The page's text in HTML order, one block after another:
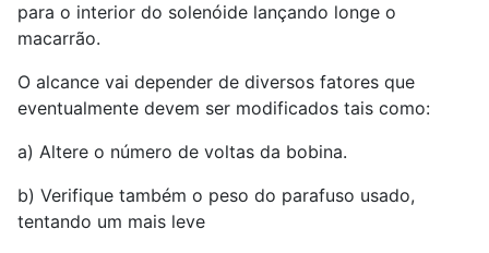
para o interior do solenóide lançando longe o
macarrão.
O alcance vai depender de diversos fatores que
eventualmente devem ser modificados tais como:
a) Altere o número de voltas da bobina.
b) Verifique também o peso do parafuso usado,
tentando um mais leve